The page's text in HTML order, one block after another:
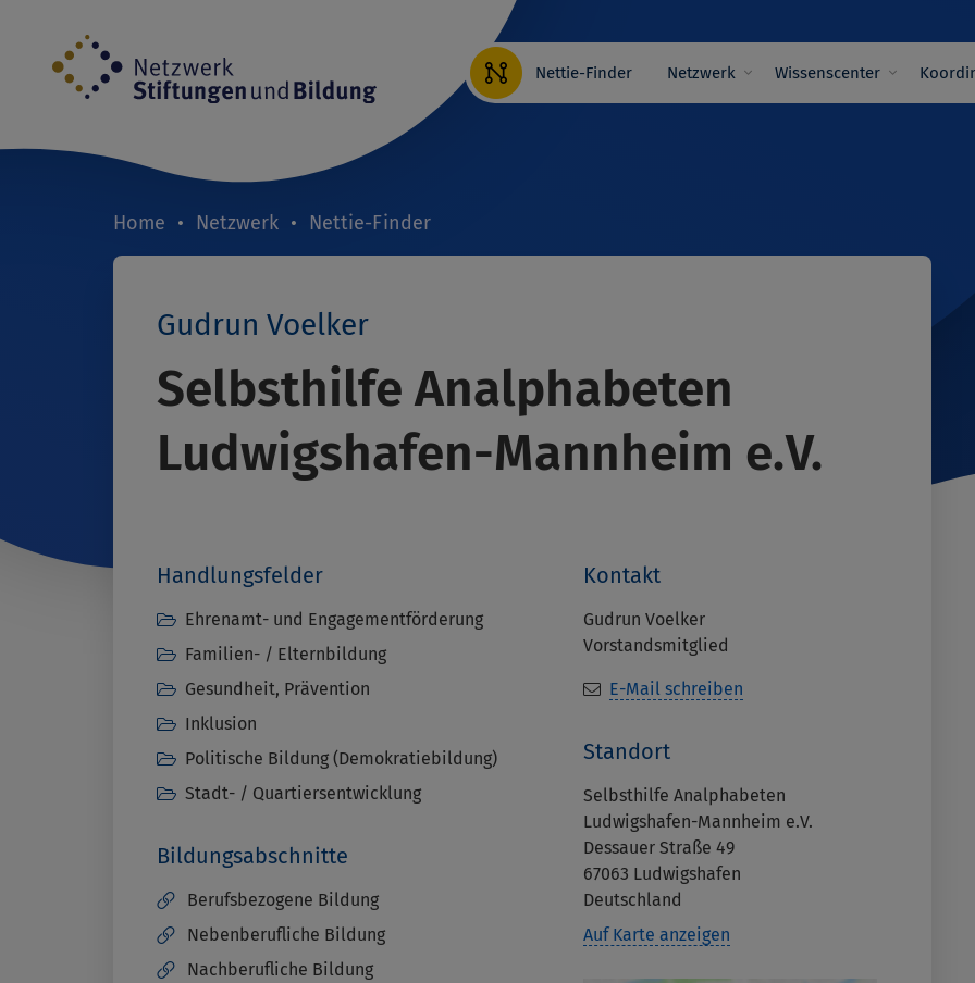
Inhalt
Nettie-Finder Hauptnavigation
Netzwerk Wissenscenter
Breadcrumb
Home Netzwerk Nettie-Finder
Gudrun Voelker
Selbsthilfe Analphabeten
Ludwigshafen-Mannheim e.V.
Handlungsfelder
Ehrenamt- und Engagementförderung
Familien- / Elternbildung
Gesundheit, Prävention
Inklusion
Politische Bildung (Demokratiebildung)
Stadt- / Quartiersentwicklung
Bildungsabschnitte
Berufsbezogene Bildung
Nebenberufliche Bildung
Nachberufliche Bildung
Kontakt
Gudrun Voelker
Vorstandsmitglied
E-Mail schreiben
Standort
Selbsthilfe Analphabeten
Ludwigshafen-Mannheim e.V.
Dessauer Straße 49
67063 Ludwigshafen
Deutschland
Auf Karte anzeigen